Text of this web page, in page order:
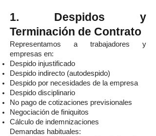
1. Despidos y
Terminación de Contrato
Representamos a trabajadores y
empresas en:
Despido injustificado
Despido indirecto (autodespido)
Despido por necesidades de la empresa
Despido disciplinario
No pago de cotizaciones previsionales
Negociación de finiquitos
Cálculo de indemnizaciones
Demandas habituales: